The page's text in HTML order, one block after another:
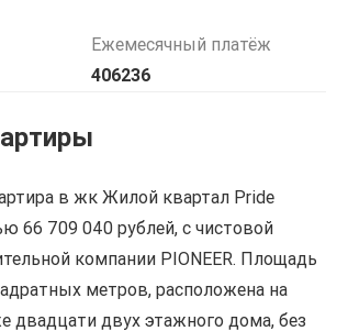
Ежемесячный платёж
406236
в жк Жилой квартал Pride
66 709 040 рублей, с чистовой
компании PIONEER. Площадь
метров, расположена на
двадцати двух этажного дома, без